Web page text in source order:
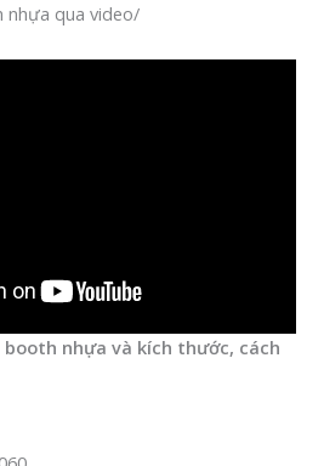
nhựa qua video/
nhựa và kích thước, cách